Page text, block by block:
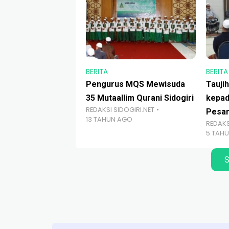
BERITA
Pengurus MQS Mewisuda
35 Mutaallim Qurani Sidogiri
REDAKSI SIDOGIRI.NET
13 TAHUN AGO
BERITA
5